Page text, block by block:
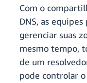
Com o
DNS, as
gerenciar suas
mesmo tempo,
de um
pode controlar o